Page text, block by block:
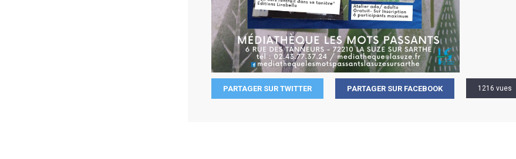
PARTAGER SUR TWITTER PARTAGER SUR FACEBOOK 1216 vues